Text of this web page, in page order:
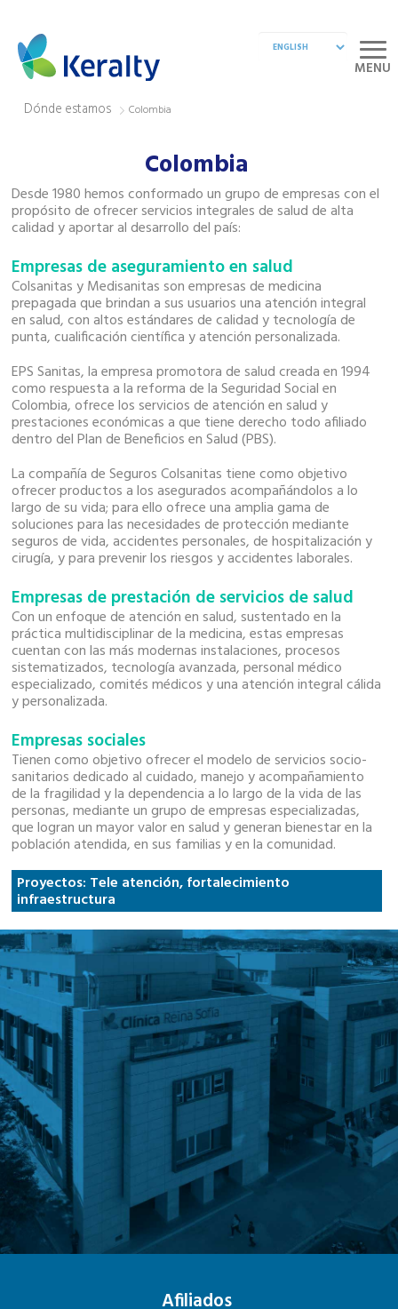
MENU
Dónde estamos
Colombia
Colombia
Desde 1980 hemos conformado un grupo de empresas con el
propósito de ofrecer servicios integrales de salud de alta
calidad y aportar al desarrollo del país:
Empresas de aseguramiento en salud
Colsanitas y Medisanitas son empresas de medicina
prepagada que brindan a sus usuarios una atención integral
en salud, con altos estándares de calidad y tecnología de
punta, cualificación científica y atención personalizada.
EPS Sanitas, la empresa promotora de salud creada en 1994
como respuesta a la reforma de la Seguridad Social en
Colombia, ofrece los servicios de atención en salud y
prestaciones económicas a que tiene derecho todo afiliado
dentro del Plan de Beneficios en Salud (PBS).
La compañía de Seguros Colsanitas tiene como objetivo
ofrecer productos a los asegurados acompañándolos a lo
largo de su vida; para ello ofrece una amplia gama de
soluciones para las necesidades de protección mediante
seguros de vida, accidentes personales, de hospitalización y
cirugía, y para prevenir los riesgos y accidentes laborales.
Empresas de prestación de servicios de salud
Con un enfoque de atención en salud, sustentado en la
práctica multidisciplinar de la medicina, estas empresas
cuentan con las más modernas instalaciones, procesos
sistematizados, tecnología avanzada, personal médico
especializado, comités médicos y una atención integral cálida
y personalizada.
Empresas sociales
Tienen como objetivo ofrecer el modelo de servicios socio-
sanitarios dedicado al cuidado, manejo y acompañamiento
de la fragilidad y la dependencia a lo largo de la vida de las
personas, mediante un grupo de empresas especializadas,
que logran un mayor valor en salud y generan bienestar en la
población atendida, en sus familias y en la comunidad.
Proyectos: Tele atención, fortalecimiento
infraestructura
Afiliados